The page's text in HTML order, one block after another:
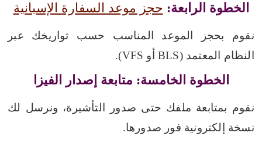
الخطوة الرابعة: حجز موعد السفارة الإسبانية
نقوم بحجز الموعد المناسب حسب تواريخك عبر
النظام المعتمد (BLS أو VFS).
الخطوة الخامسة: متابعة إصدار الفيزا
نقوم بمتابعة ملفك حتى صدور التأشيرة، ونرسل لك
نسخة إلكترونية فور صدورها.